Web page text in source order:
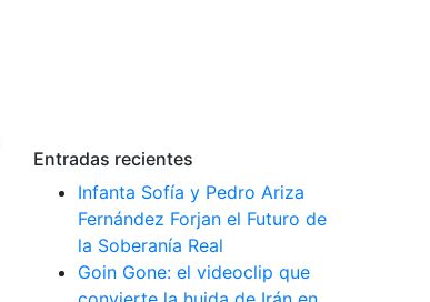
Entradas recientes
Infanta Sofía y Pedro Ariza
Fernández Forjan el Futuro de
la Soberanía Real
Goin Gone: el videoclip que